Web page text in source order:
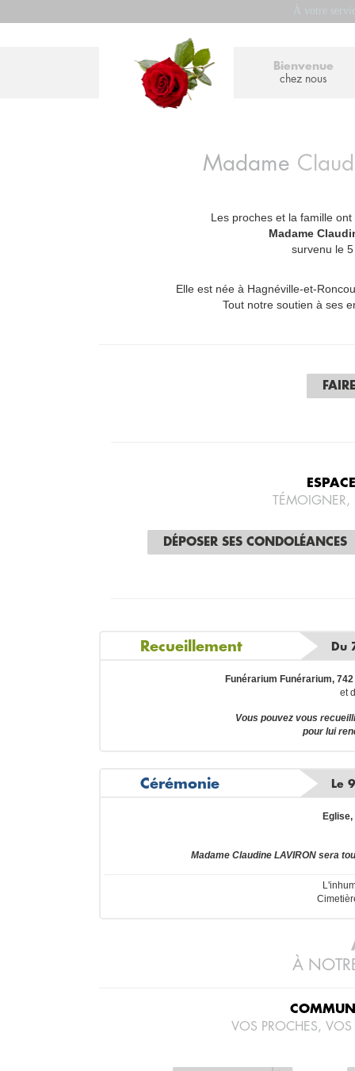
À votre
Bienvenue
chez nous
Madame
Les proches et la famille
Madame
survenu le
Elle est née à Hagnéville-et-
Tout notre soutien à ses
DÉPOSER SES CONDOLÉANCES
Recueillement Du
Funérarium Funérarium,
et
Vous pouvez vous
pour lui
Cérémonie Le
Madame Claudine LAVIRON sera
À
VOS PROCHES,